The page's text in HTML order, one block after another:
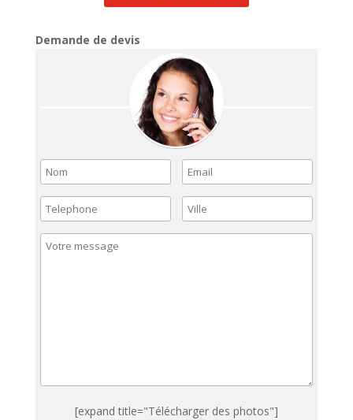
Demande de devis
[expand title="Télécharger des photos"]